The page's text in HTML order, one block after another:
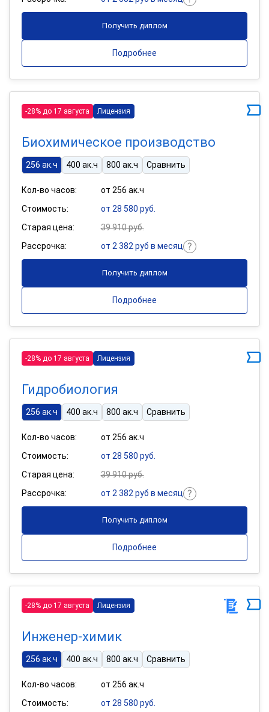
Получить диплом
Подробнее
-28% до 17 августа Лицензия
Биохимическое производство
256 ак.ч 400 ак.ч 800 ак.ч Сравнить
Кол-во часов:
от 256 ак.ч
Стоимость:
от 28 580 руб.
Старая цена:
39 910 руб.
Рассрочка:
от 2 382 руб в месяц
Получить диплом
Подробнее
-28% до 17 августа Лицензия
Гидробиология
256 ак.ч 400 ак.ч 800 ак.ч Сравнить
Кол-во часов:
от 256 ак.ч
Стоимость:
от 28 580 руб.
Старая цена:
39 910 руб.
Рассрочка:
от 2 382 руб в месяц
Получить диплом
Подробнее
-28% до 17 августа Лицензия
Инженер-химик
256 ак.ч 400 ак.ч 800 ак.ч Сравнить
Кол-во часов:
от 256 ак.ч
Стоимость:
от 28 580 руб.